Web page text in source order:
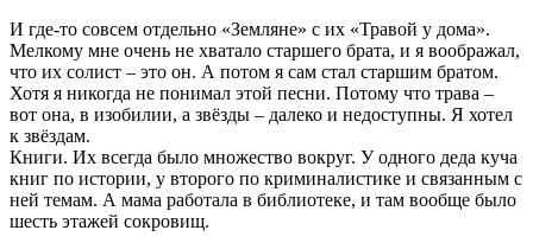
И где-то совсем отдельно «Земляне» с их «Травой у дома».
Мелкому мне очень не хватало старшего брата, и я воображал,
что их солист – это он. А потом я сам стал старшим братом.
Хотя я никогда не понимал этой песни. Потому что трава –
вот она, в изобилии, а звёзды – далеко и недоступны. Я хотел
к звёздам.
Книги. Их всегда было множество вокруг. У одного деда куча
книг по истории, у второго по криминалистике и связанным с
ней темам. А мама работала в библиотеке, и там вообще было
шесть этажей сокровищ.